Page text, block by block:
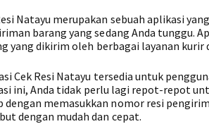
Natayu merupakan sebuah aplikasi
barang yang sedang Anda tunggu.
yang dikirim oleh berbagai layanan kurir
Cek Resi Natayu tersedia untuk
ini, Anda tidak perlu lagi repot-repot
dengan memasukkan nomor resi
dengan mudah dan cepat.